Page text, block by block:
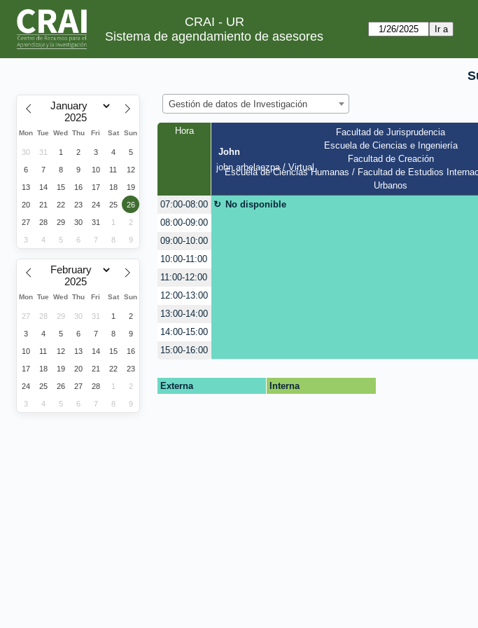
CRAI - UR
Sistema de agendamiento de asesores
Mon Tue Wed Thu Fri Sat Sun
30 31 1 2 3 4 5
6 7 8 9 10 11 12
13 14 15 16 17 18 19
20 21 22 23 24 25 26
27 28 29 30 31 1 2
3 4 5 6 7 8 9
Mon Tue Wed Thu Fri Sat Sun
27 28 29 30 31 1 2
3 4 5 6 7 8 9
10 11 12 13 14 15 16
17 18 19 20 21 22 23
24 25 26 27 28 1 2
3 4 5 6 7 8 9
Gestión de datos de Investigación
Hora
John
john.arbelaezpa / Virtual
Facultad de Jurisprudencia
Escuela de Ciencias e Ingeniería
Facultad de Creación
Escuela de Ciencias Humanas / Facultad de Estudios
Urbanos
07:00-08:00 No disponible
08:00-09:00
09:00-10:00
10:00-11:00
11:00-12:00
12:00-13:00
13:00-14:00
14:00-15:00
15:00-16:00
Externa Interna